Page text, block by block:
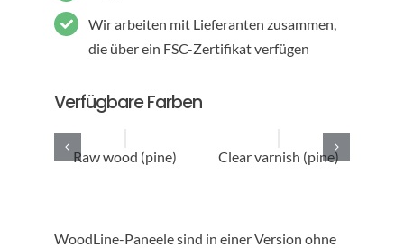
Wir arbeiten mit Lieferanten zusammen,
die über ein FSC-Zertifikat verfügen
Verfügbare Farben
Raw wood (pine) Clear varnish (pine)
WoodLine-Paneele sind in einer Version ohne